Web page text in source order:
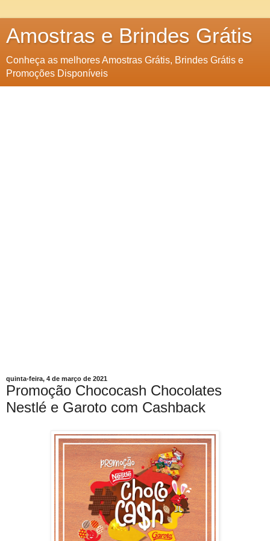
Amostras e Brindes Grátis
Conheça as melhores Amostras Grátis, Brindes Grátis e
Promoções Disponíveis
quinta-feira, 4 de março de 2021
Promoção Chococash Chocolates
Nestlé e Garoto com Cashback